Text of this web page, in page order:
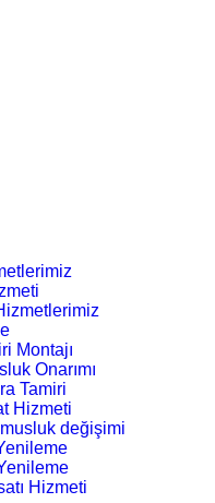
Montajı
Onarımı
Tamiri
Hizmeti
değişimi
Hizmeti